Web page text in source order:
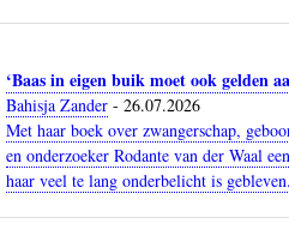
‘Baas in eigen buik moet ook gelden
Bahisja Zander - 26.07.2026
Met haar boek over zwangerschap,
en onderzoeker Rodante van der Waal
haar veel te lang onderbelicht is